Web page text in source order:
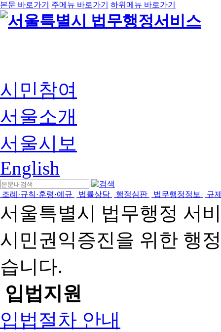
본문 바로가기 주메뉴 바로가기 하위메뉴 바로가기
시민참여
서울소개
서울시보
English
조례·규칙·훈령·예규 법률상담 행정심판 법무행정정보 규
서울특별시 법무행정 서
시민권익증진을 위한 행
습니다.
입법지원
입법절차 안내